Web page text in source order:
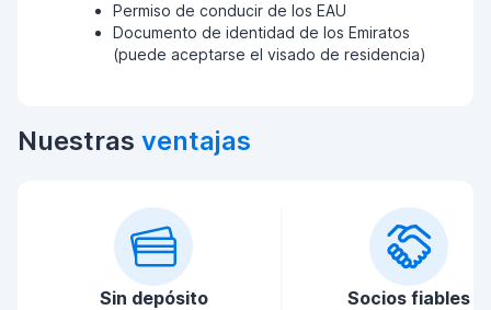
Permiso de conducir de los EAU
Documento de identidad de los Emiratos
(puede aceptarse el visado de residencia)
Nuestras ventajas
Sin depósito Socios fiables